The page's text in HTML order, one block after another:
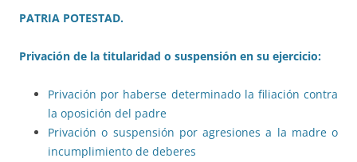
PATRIA POTESTAD.
Privación de la titularidad o suspensión en su ejercicio:
Privación por haberse determinado la filiación contra
la oposición del padre
Privación o suspensión por agresiones a la madre o
incumplimiento de deberes